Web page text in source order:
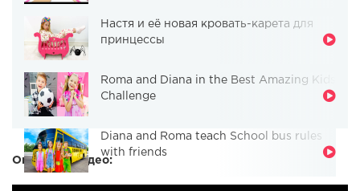
Настя и её новая кровать-карета для
принцессы
Roma and Diana in the Best Amazing Kids
Challenge
Diana and Roma teach School bus rules
with friends
Описание видео: